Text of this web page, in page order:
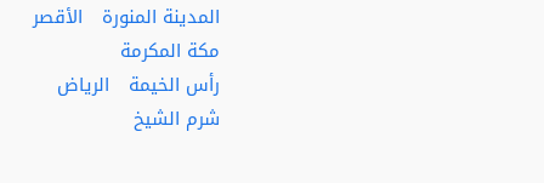
المدينة المنورة
الأقصر
مكة المكرمة
رأس الخيمة
الرياض
شرم الشيخ